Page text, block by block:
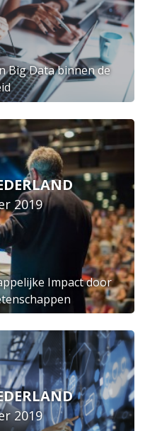
Big Data binnen de
2019
Impact door
2019